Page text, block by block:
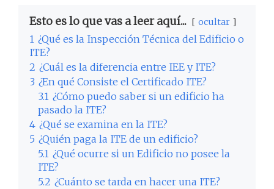
Esto es lo que vas a leer aquí... ocultar
1 ¿Qué es la Inspección Técnica del Edificio o
ITE?
2 ¿Cuál es la diferencia entre IEE y ITE?
3 ¿En qué Consiste el Certificado ITE?
3.1 ¿Cómo puedo saber si un edificio ha
pasado la ITE?
4 ¿Qué se examina en la ITE?
5 ¿Quién paga la ITE de un edificio?
5.1 ¿Qué ocurre si un Edificio no posee la
ITE?
5.2 ¿Cuánto se tarda en hacer una ITE?